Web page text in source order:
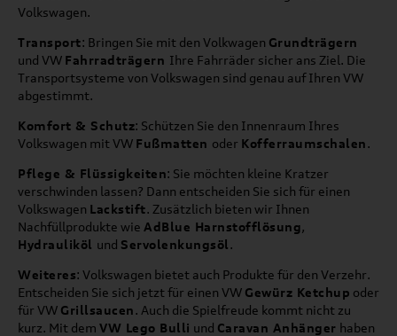
Volkswagen.
Transport: Bringen Sie mit den Volkwagen Grundträgern
und VW Fahrradträgern Ihre Fahrräder sicher ans Ziel. Die
Transportsysteme von Volkswagen sind genau auf Ihren VW
abgestimmt.
Komfort & Schutz: Schützen Sie den Innenraum Ihres
Volkswagen mit VW Fußmatten oder Kofferraumschalen.
Pflege & Flüssigkeiten: Sie möchten kleine Kratzer
verschwinden lassen? Dann entscheiden Sie sich für einen
Volkswagen Lackstift. Zusätzlich bieten wir Ihnen
Nachfüllprodukte wie AdBlue Harnstofflösung,
Hydrauliköl und Servolenkungsöl.
Weiteres: Volkswagen bietet auch Produkte für den Verzehr.
Entscheiden Sie sich jetzt für einen VW Gewürz Ketchup oder
für VW Grillsaucen. Auch die Spielfreude kommt nicht zu
kurz. Mit dem VW Lego Bulli und Caravan Anhänger haben